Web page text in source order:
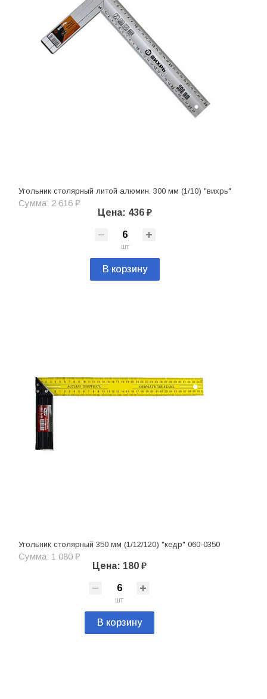
Угольник столярный литой алюмин. 300 мм (1/10) "вихрь"
Сумма: 2 616 ₽
Цена: 436 ₽
шт
В корзину
Угольник столярный 350 мм (1/12/120) "кедр" 060-0350
Сумма: 1 080 ₽
Цена: 180 ₽
шт
В корзину